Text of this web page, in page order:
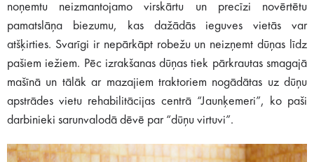
noņemtu neizmantojamo virskārtu un precīzi novērtētu
pamatslāņa biezumu, kas dažādās ieguves vietās var
atšķirties. Svarīgi ir nepārkāpt robežu un neizņemt dūņas līdz
pašiem iežiem. Pēc izrakšanas dūņas tiek pārkrautas smagajā
mašīnā un tālāk ar mazajiem traktoriem nogādātas uz dūņu
apstrādes vietu rehabilitācijas centrā “Jaunķemeri”, ko paši
darbinieki sarunvalodā dēvē par “dūņu virtuvi”.